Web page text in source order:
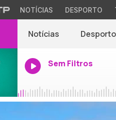
NOTÍCIAS DESPORTO
Notícias Desporto
Sem Filtros